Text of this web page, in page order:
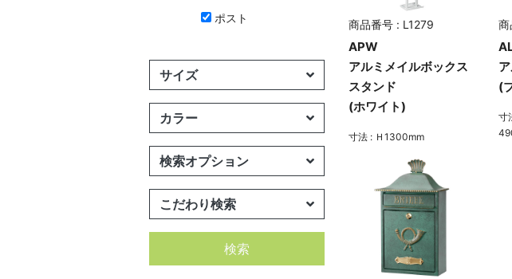
ポスト
サイズ
カラー
検索オプション
こだわり検索
検索
商品番号 : L1279
APW
アルミメイルボックス
スタンド
(ホワイト)
寸法 : Ｈ1300mm
商
(
寸